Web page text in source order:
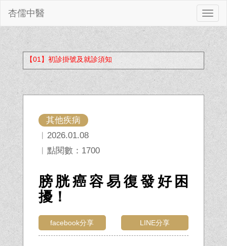
切
換
杏儒中醫
【01】初診掛號及就診須知
其他疾病
︱2026.01.08
︱點閱數：1700
膀胱癌容易復發好困
擾！
facebook分享 LINE分享